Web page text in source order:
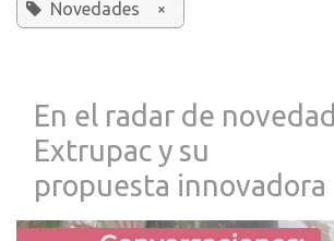
Novedades ×
En el radar de
Extrupac y su
propuesta innovadora